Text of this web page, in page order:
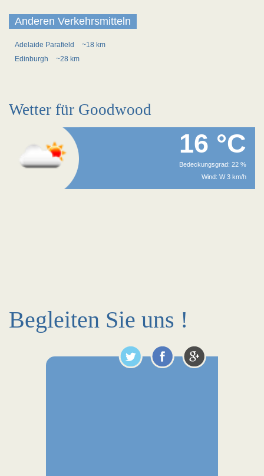
Anderen Verkehrsmitteln
Adelaide Parafield
~18 km
Edinburgh
~28 km
Wetter für Goodwood
16 °C
Bedeckungsgrad: 22 %
Wind: W 3 km/h
Begleiten Sie uns !